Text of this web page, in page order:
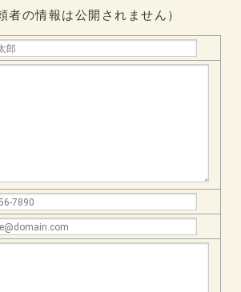
者の情報は公開されません）